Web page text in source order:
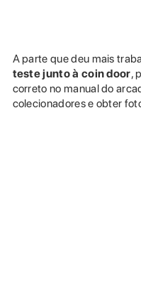
A parte que deu mais
teste junto à coin door,
correto no manual do
colecionadores e obter